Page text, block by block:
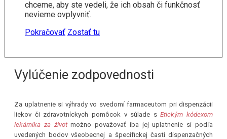
chceme, aby ste vedeli, že ich obsah či funkčnosť
nevieme ovplyvniť.
Pokračovať Zostať tu
Vylúčenie zodpovednosti
Za uplatnenie si výhrady vo svedomí farmaceutom pri dispenzácii
liekov či zdravotníckych pomôcok v súlade s Etickým kódexom
lekárnika za život možno považovať iba jej uplatnenie si podľa
uvedených bodov všeobecnej a špecifickej časti dispenzačných